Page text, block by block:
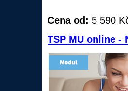
Cena od: 5 590
TSP MU online -